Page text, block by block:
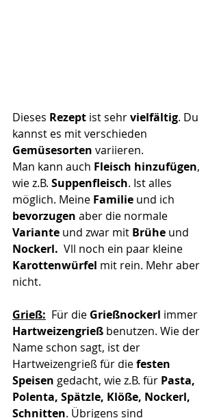
Dieses Rezept ist sehr vielfältig. Du
kannst es mit verschieden
Gemüsesorten variieren.
Man kann auch Fleisch hinzufügen,
wie z.B. Suppenfleisch. Ist alles
möglich. Meine Familie und ich
bevorzugen aber die normale
Variante und zwar mit Brühe und
Nockerl. Vll noch ein paar kleine
Karottenwürfel mit rein. Mehr aber
nicht.
Grieß:
  Für die
Grießnockerl immer
Hartweizengrieß benutzen. Wie der
Name schon sagt, ist der
Hartweizengrieß für die festen
Speisen gedacht, wie z.B. für Pasta,
Polenta, Spätzle, Klöße, Nockerl,
Schnitten. Übrigens sind